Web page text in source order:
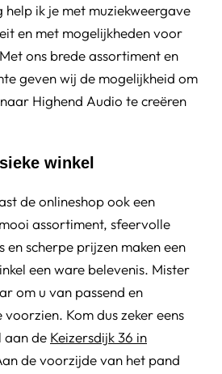
ik je met muziekweergave
en met mogelijkheden voor
ons brede assortiment en
geven wij de mogelijkheid om
Highend Audio te creëren
winkel
de onlineshop ook een
assortiment, sfeervolle
scherpe prijzen maken een
een ware belevenis. Mister
om u van passend en
Kom dus zeker eens
aan de Keizersdijk 36 in
de voorzijde van het pand